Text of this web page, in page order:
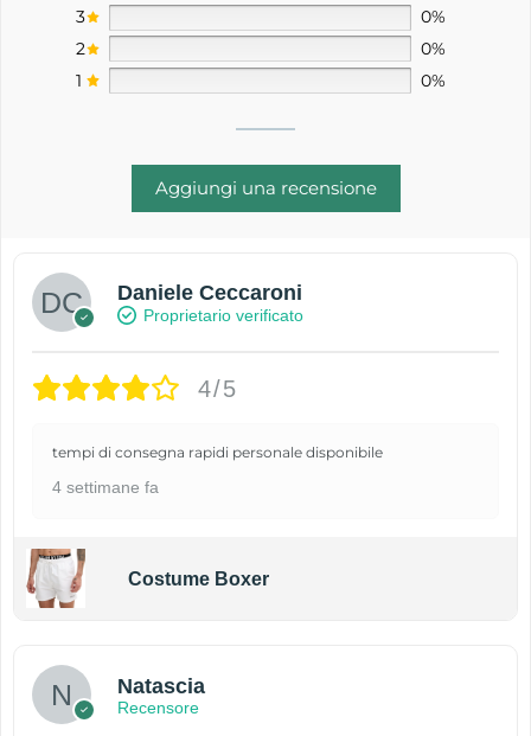
3
0%
2
0%
1
0%
Aggiungi una recensione
Daniele Ceccaroni
Proprietario verificato
4/5
tempi di consegna rapidi personale disponibile
4 settimane fa
Costume Boxer
Natascia
Recensore